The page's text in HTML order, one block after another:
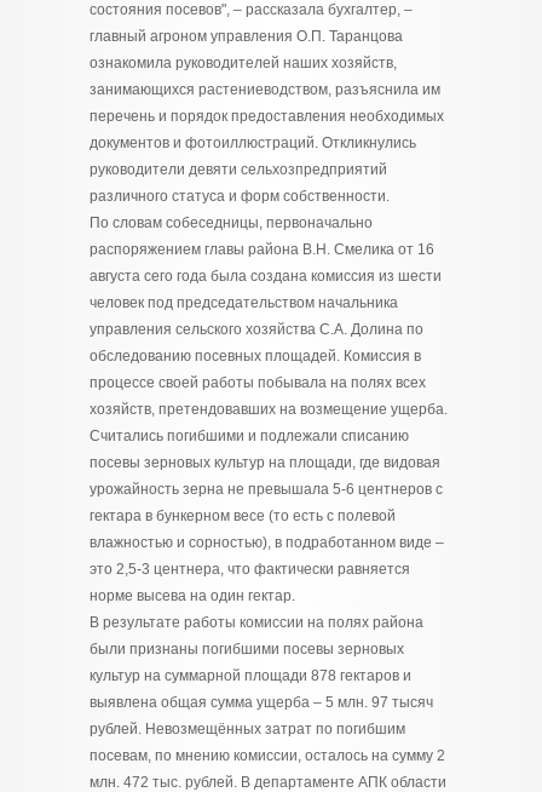
состояния посевов", – рассказала бухгалтер, –
главный агроном управления О.П. Таранцова
ознакомила руководителей наших хозяйств,
занимающихся растениеводством, разъяснила им
перечень и порядок предоставления необходимых
документов и фотоиллюстраций. Откликнулись
руководители девяти сельхозпредприятий
различного статуса и форм собственности.
По словам собеседницы, первоначально
распоряжением главы района В.Н. Смелика от 16
августа сего года была создана комиссия из шести
человек под председательством начальника
управления сельского хозяйства С.А. Долина по
обследованию посевных площадей. Комиссия в
процессе своей работы побывала на полях всех
хозяйств, претендовавших на возмещение ущерба.
Считались погибшими и подлежали списанию
посевы зерновых культур на площади, где видовая
урожайность зерна не превышала 5-6 центнеров с
гектара в бункерном весе (то есть с полевой
влажностью и сорностью), в подработанном виде –
это 2,5-3 центнера, что фактически равняется
норме высева на один гектар.
В результате работы комиссии на полях района
были признаны погибшими посевы зерновых
культур на суммарной площади 878 гектаров и
выявлена общая сумма ущерба – 5 млн. 97 тысяч
рублей. Невозмещённых затрат по погибшим
посевам, по мнению комиссии, осталось на сумму 2
млн. 472 тыс. рублей. В департаменте АПК области